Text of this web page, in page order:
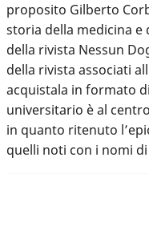
proposito Gilberto
storia della medicina e
della rivista Nessun
della rivista associati
acquistala in formato
universitario è al
in quanto ritenuto
quelli noti con i nomi